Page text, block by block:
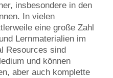
insbesondere in den
In vielen
eine große Zahl
Lernmaterialien im
Resources sind
und können
aber auch komplette